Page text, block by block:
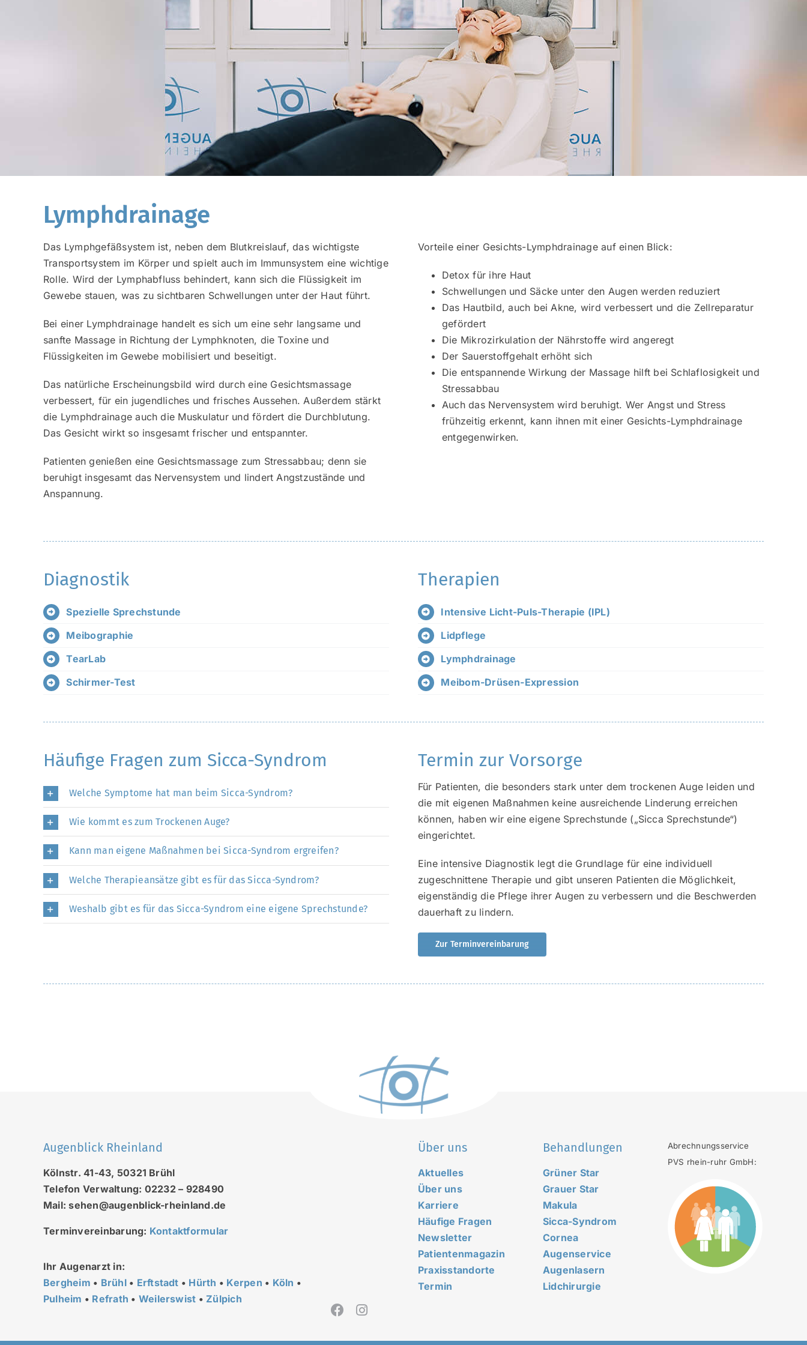
Lymphdrainage
Das Lymphgefäßsystem ist, neben dem Blutkreislauf, das wichtigste
Transportsystem im Körper und spielt auch im Immunsystem eine wichtige
Rolle. Wird der Lymphabfluss behindert, kann sich die Flüssigkeit im
Gewebe stauen, was zu sichtbaren Schwellungen unter der Haut führt.
Bei einer Lymphdrainage handelt es sich um eine sehr langsame und
sanfte Massage in Richtung der Lymphknoten, die Toxine und
Flüssigkeiten im Gewebe mobilisiert und beseitigt.
Das natürliche Erscheinungsbild wird durch eine Gesichtsmassage
verbessert, für ein jugendliches und frisches Aussehen. Außerdem stärkt
die Lymphdrainage auch die Muskulatur und fördert die Durchblutung.
Das Gesicht wirkt so insgesamt frischer und entspannter.
Patienten genießen eine Gesichtsmassage zum Stressabbau; denn sie
beruhigt insgesamt das Nervensystem und lindert Angstzustände und
Anspannung.
Vorteile einer Gesichts-Lymphdrainage auf einen Blick:
Detox für ihre Haut
Schwellungen und Säcke unter den Augen werden reduziert
Das Hautbild, auch bei Akne, wird verbessert und die Zellreparatur
gefördert
Die Mikrozirkulation der Nährstoffe wird angeregt
Der Sauerstoffgehalt erhöht sich
Die entspannende Wirkung der Massage hilft bei Schlaflosigkeit und
Stressabbau
Auch das Nervensystem wird beruhigt. Wer Angst und Stress
frühzeitig erkennt, kann ihnen mit einer Gesichts-Lymphdrainage
entgegenwirken.
Diagnostik
Spezielle Sprechstunde
Meibographie
TearLab
Schirmer-Test
Therapien
Intensive Licht-Puls-Therapie (IPL)
Lidpflege
Lymphdrainage
Meibom-Drüsen-Expression
Häufige Fragen zum Sicca-Syndrom
Welche Symptome hat man beim Sicca-Syndrom?
Wie kommt es zum Trockenen Auge?
Kann man eigene Maßnahmen bei Sicca-Syndrom ergreifen?
Welche Therapieansätze gibt es für das Sicca-Syndrom?
Weshalb gibt es für das Sicca-Syndrom eine eigene Sprechstunde?
Termin zur Vorsorge
Für Patienten, die besonders stark unter dem trockenen Auge leiden und
die mit eigenen Maßnahmen keine ausreichende Linderung erreichen
können, haben wir eine eigene Sprechstunde („Sicca Sprechstunde“)
eingerichtet.
Eine intensive Diagnostik legt die Grundlage für eine individuell
zugeschnittene Therapie und gibt unseren Patienten die Möglichkeit,
eigenständig die Pflege ihrer Augen zu verbessern und die Beschwerden
dauerhaft zu lindern.
Zur Terminvereinbarung
Augenblick Rheinland
Kölnstr. 41-43, 50321 Brühl
Telefon Verwaltung: 02232 – 928490
Mail: sehen@augenblick-rheinland.de
Terminvereinbarung: Kontaktformular
Ihr Augenarzt in:
Bergheim • Brühl • Erftstadt • Hürth • Kerpen • Köln •
Pulheim • Refrath • Weilerswist • Zülpich
Über uns
Aktuelles
Über uns
Karriere
Häufige Fragen
Newsletter
Patientenmagazin
Praxisstandorte
Termin
Behandlungen
Grüner Star
Grauer Star
Makula
Sicca-Syndrom
Cornea
Augenservice
Augenlasern
Lidchirurgie
Abrechnungsservice
PVS rhein-ruhr GmbH: